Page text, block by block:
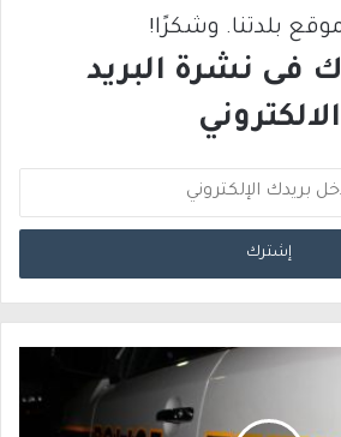
بلدتنا. وشكرًا!
فى نشرة البريد
الالكتروني